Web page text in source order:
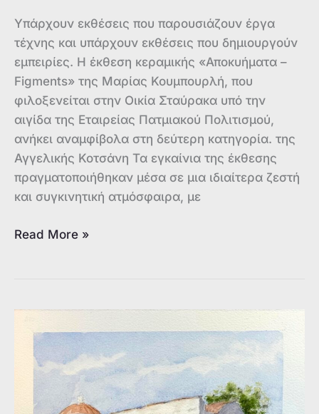
Υπάρχουν εκθέσεις που παρουσιάζουν έργα
τέχνης και υπάρχουν εκθέσεις που δημιουργούν
εμπειρίες. Η έκθεση κεραμικής «Αποκυήματα –
Figments» της Μαρίας Κουμπουρλή, που
φιλοξενείται στην Οικία Σταύρακα υπό την
αιγίδα της Εταιρείας Πατμιακού Πολιτισμού,
ανήκει αναμφίβολα στη δεύτερη κατηγορία. της
Αγγελικής Κοτσάνη Τα εγκαίνια της έκθεσης
πραγματοποιήθηκαν μέσα σε μια ιδιαίτερα ζεστή
και συγκινητική ατμόσφαιρα, με
Η
της
ύλης
Μεγάλη
Read More »